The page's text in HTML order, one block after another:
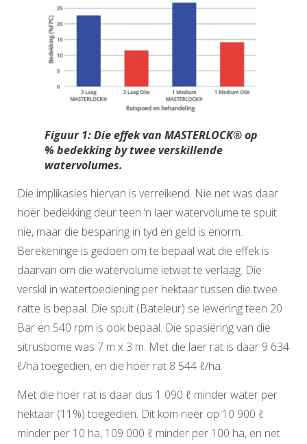
Figuur 1: Die effek van MASTERLOCK® op
% bedekking by twee verskillende
watervolumes.
Die implikasies hiervan is verreikend. Nie net was daar
hoër bedekking deur teen ’n laer watervolume te spuit
nie, maar die besparing in tyd en geld is enorm.
Berekeninge is gedoen om te bepaal wat die effek is
daarvan om die watervolume ietwat te verlaag. Die
verskil in watertoediening per hektaar tussen die twee
ratte is bepaal. Die spuit (Bateleur) se lewering teen 20
Bar en 540 rpm is ook bepaal. Die spasiëring van die
sitrusbome was 7 m x 3 m. Met die laer rat is daar 9 634
ℓ/ha toegedien, en die hoër rat 8 544 ℓ/ha.
Met die hoër rat is daar dus 1 090 ℓ minder water per
hektaar (11%) toegedien. Dit kom neer op 10 900 ℓ
minder per 10 ha, 109 000 ℓ minder per 100 ha, en net